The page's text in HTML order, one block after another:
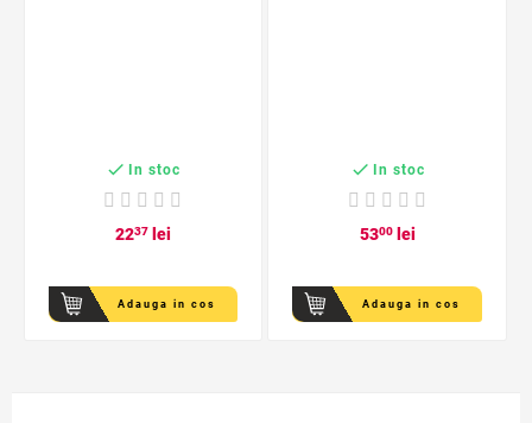
 In stoc
2237lei
Adauga in cos
 In stoc
5300lei
Adauga in cos